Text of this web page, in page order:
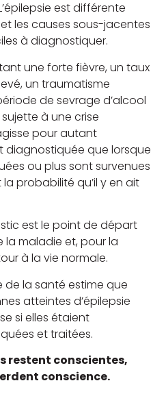
est différente
les causes sous-jacentes
à diagnostiquer.
une forte fièvre, un taux
un traumatisme
de sevrage d’alcool
à une crise
pour autant
diagnostiquée que lorsque
ou plus sont survenues
probabilité qu’il y en ait
est le point de départ
la maladie et, pour la
à la vie normale.
de la santé estime que
atteintes d’épilepsie
si elles étaient
et traitées.
restent conscientes,
conscience.